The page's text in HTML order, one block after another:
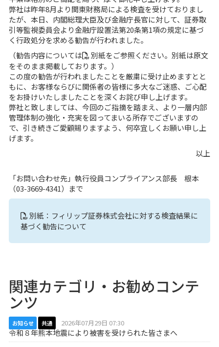
弊社は昨年8月より関東財務局による検査を受けておりまし
たが、本日、内閣総理大臣及び金融庁長官に対して、証券取
引等監視委員会より金融庁設置法第20条第1項の規定に基づ
く行政処分を求める勧告が行われました。
（勧告内容については
別紙をご参照ください。別紙は原文
をそのまま掲載しております。）
この度の勧告が行われましたことを厳粛に受け止めますとと
もに、お客様ならびに関係者の皆様に多大なご迷惑、ご心配
をお掛けいたしましたことを深くお詫び申し上げます。
弊社と致しましては、今回のご指摘を踏まえ、より一層内部
管理体制の強化・充実を図ってまいる所存でございますの
で、引き続きご愛顧賜りますよう、何卒宜しくお願い申し上
げます。
以上
「お問い合わせ先」執行役員コンプライアンス部長 根本
（03-3669-4341）まで
別紙：フィリップ証券株式会社に対する検査結果に
基づく勧告について
関連カテゴリ・お勧めコンテ
ンツ
お知らせ 共通 2026年07月29日 07:30
令和８年熊本地震により被害を受けられた皆さまへ